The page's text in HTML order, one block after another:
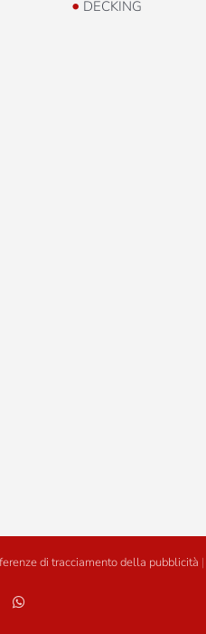
• DECKING
di tracciamento della pubblicità |